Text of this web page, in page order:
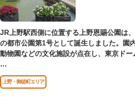
JR上野駅西側に位置する上野恩賜公園は
の都市公園第1号として誕生しました。園
動物園などの文化施設が点在し、東京ドー
ソメイヨシノやヤマザクラなど約1,200本
所としても有名。シーズンにはライトアッ
例年延べ330万人近い人出となります。
上野・御徒町エリア